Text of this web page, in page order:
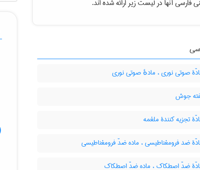
فارسی آنها در لیست زیر ارائه شده اند.
صوتی نوری ، مادهٔ صوتی نوری
جوش
تجزیه کنندۀ ملغمه
ضد فرومغناطیسی ، ماده ضدّ فرومغناطیسی
ضدّ اصطکاک ، ماده ضدّ اصطکاک